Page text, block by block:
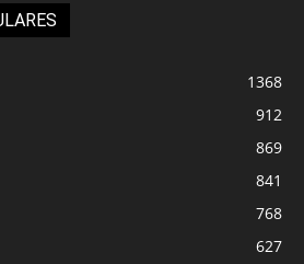
1368
912
869
841
768
627